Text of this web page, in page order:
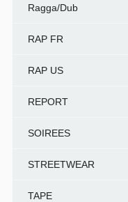
Ragga/Dub
RAP FR
RAP US
REPORT
SOIREES
STREETWEAR
TAPE